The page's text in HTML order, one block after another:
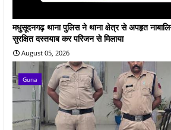
मधुसूदनगढ़ थाना पुलिस ने थाना क्षेत्र से अपहृत
सुरक्षित दस्तयाब कर परिजन से मिलाया
August 05, 2026
Guna